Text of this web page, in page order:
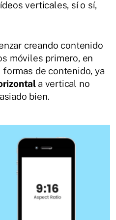
verticales, sí o sí,
creando contenido
móviles primero, en
de contenido, ya
a vertical no
bien.